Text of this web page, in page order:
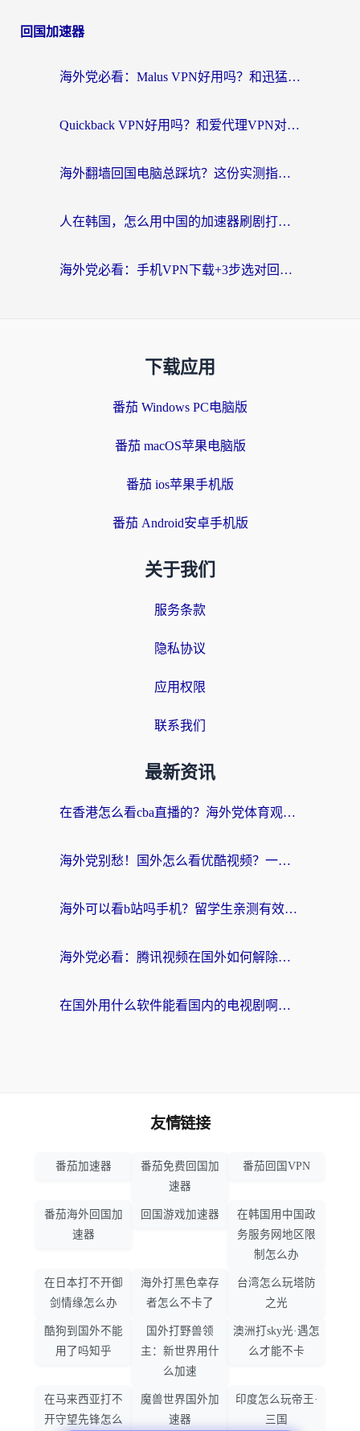
回国加速器
海外党必看：Malus VPN好用吗？和迅猛兔VPN对比哪个回国效果更好？附真实体验与避坑指南
Quickback VPN好用吗？和爱代理VPN对比哪个回国效果更好？
海外翻墙回国电脑总踩坑？这份实测指南帮你选对加速器（附ChickCNinitapMalus对比）
人在韩国，怎么用中国的加速器刷剧打游戏？这份真实体验指南给你答案
海外党必看：手机VPN下载+3步选对回国加速器，无缝刷国内资源不再愁
下载应用
番茄 Windows PC电脑版
番茄 macOS苹果电脑版
番茄 ios苹果手机版
番茄 Android安卓手机版
关于我们
服务条款
隐私协议
应用权限
联系我们
最新资讯
在香港怎么看cba直播的？海外党体育观赛终极指南：告别版权限制，畅享中文解说
海外党别愁！国外怎么看优酷视频？一招解决追剧、看直播难题
海外可以看b站吗手机？留学生亲测有效的回国加速指南
海外党必看：腾讯视频在国外如何解除地域限制？附优酷咪咕使用指南
在国外用什么软件能看国内的电视剧啊？留学生亲测有效的回国加速方案
友情链接
番茄加速器
番茄免费回国加
速器
番茄回国VPN
番茄海外回国加
速器
回国游戏加速器
在韩国用中国政
务服务网地区限
制怎么办
在日本打不开御
剑情缘怎么办
海外打黑色幸存
者怎么不卡了
台湾怎么玩塔防
之光
酷狗到国外不能
用了吗知乎
国外打野兽领
主：新世界用什
么加速
澳洲打sky光·遇怎
么才能不卡
在马来西亚打不
开守望先锋怎么
魔兽世界国外加
速器
印度怎么玩帝王·
三国